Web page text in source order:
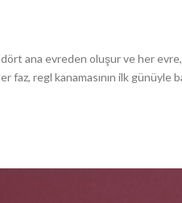
ana evreden oluşur ve her
regl kanamasının ilk günüyle